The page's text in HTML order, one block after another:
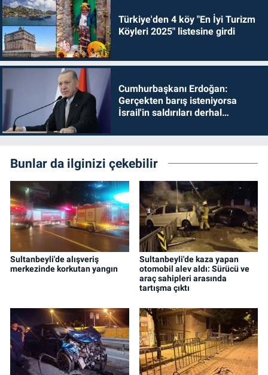
Türkiye'den 4 köy "En İyi Turizm
Köyleri 2025" listesine girdi
Cumhurbaşkanı Erdoğan:
Gerçekten barış isteniyorsa
İsrail'in saldırıları derhal
Bunlar da ilginizi çekebilir
Sultanbeyli'de alışveriş
merkezinde korkutan yangın
Sultanbeyli'de kaza yapan
otomobil alev aldı: Sürücü ve
araç sahipleri arasında
tartışma çıktı